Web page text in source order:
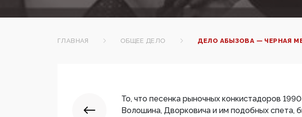
ГЛАВНАЯ ОБЩЕЕ ДЕЛО ДЕЛО АБЫЗОВА — ЧЕРНАЯ
То, что песенка рыночных конкистадоров
Волошина, Дворковича и им подобных спета,